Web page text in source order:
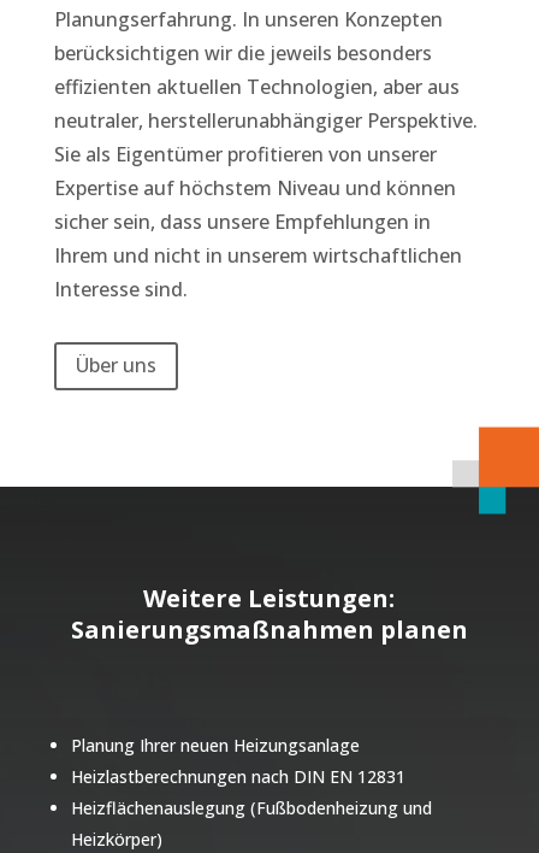
Planungserfahrung. In unseren Konzepten
berücksichtigen wir die jeweils besonders
effizienten aktuellen Technologien, aber aus
neutraler, herstellerunabhängiger Perspektive.
Sie als Eigentümer profitieren von unserer
Expertise auf höchstem Niveau und können
sicher sein, dass unsere Empfehlungen in
Ihrem und nicht in unserem wirtschaftlichen
Interesse sind.
Über uns
Weitere Leistungen:
Sanierungsmaßnahmen planen
Planung Ihrer neuen Heizungsanlage
Heizlastberechnungen nach DIN EN 12831
Heizflächenauslegung (Fußbodenheizung und
Heizkörper)